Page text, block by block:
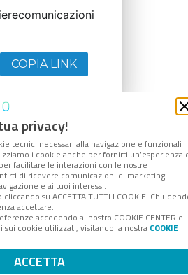
privacy!
tecnici necessari alla navigazione e funzionali
i cookie anche per fornirti un’esperienza
facilitare le interazioni con le nostre
di ricevere comunicazioni di marketing
e ai tuoi interessi.
su ACCETTA TUTTI I COOKIE.
accettare.
accedendo al nostro COOKIE CENTER e
cookie utilizzati, visitando la nostra COOKIE
ACCETTA
COPIA LINK